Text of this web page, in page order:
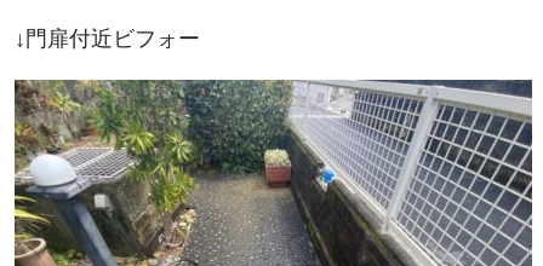
↓門扉付近ビフォー